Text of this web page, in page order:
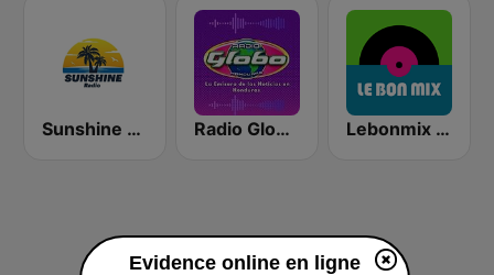
Sunshine Radio Radio Globo Honduras Lebonmix Radio
Evidence online en ligne